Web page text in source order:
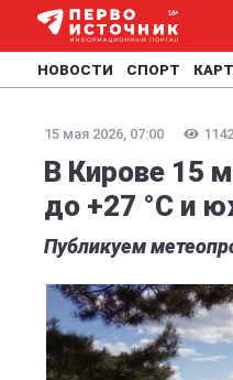
НОВОСТИ СПОРТ
15 мая 2026, 07:00 1142
В Кирове 15
до +27 °C и
Публикуем